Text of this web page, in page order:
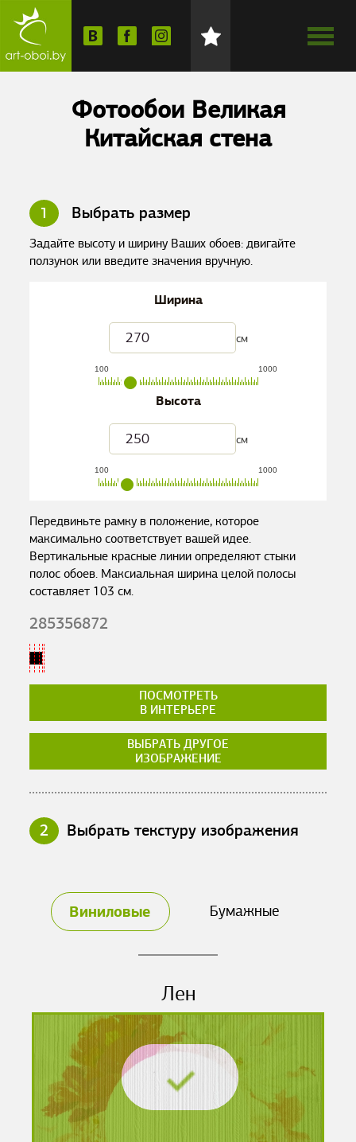
Фотообои Великая
Китайская стена
1 Выбрать размер
Задайте высоту и ширину Ваших обоев: двигайте
ползунок или введите значения вручную.
Ширина
см
100 1000
Высота
см
100 1000
Передвиньте рамку в положение, которое
максимально соответствует вашей идее.
Вертикальные красные линии определяют стыки
полос обоев. Максиальная ширина целой полосы
составляет 103 см.
285356872
ПОСМОТРЕТЬ
В ИНТЕРЬЕРЕ
ВЫБРАТЬ ДРУГОЕ
ИЗОБРАЖЕНИЕ
2 Выбрать текстуру изображения
Виниловые Бумажные
Лен